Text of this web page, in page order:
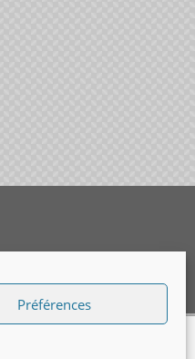
Préférences